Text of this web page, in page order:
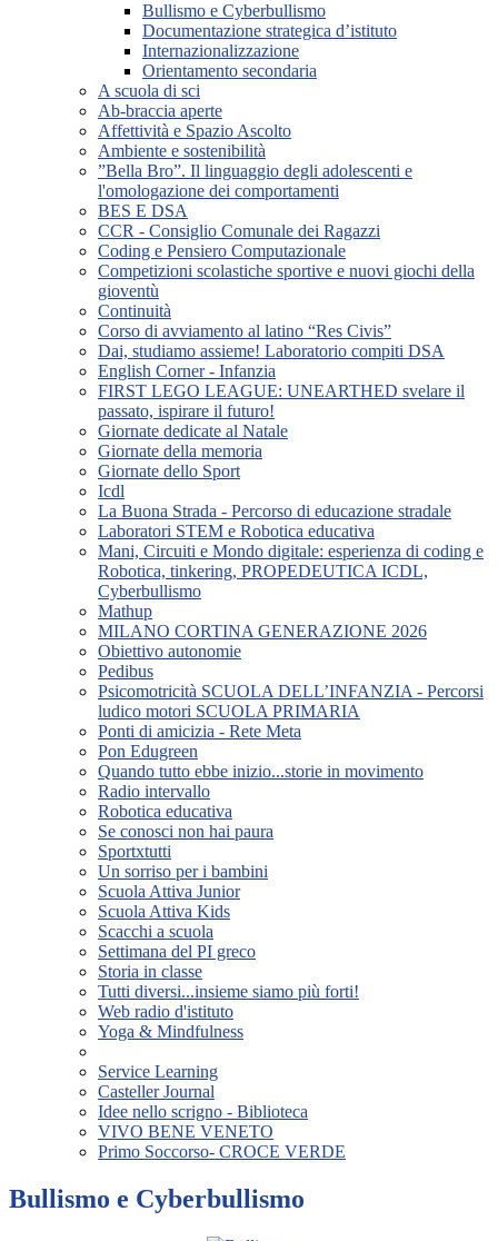
Bullismo e Cyberbullismo
Documentazione strategica d’istituto
Internazionalizzazione
Orientamento secondaria
A scuola di sci
Ab-braccia aperte
Affettività e Spazio Ascolto
Ambiente e sostenibilità
”Bella Bro”. Il linguaggio degli adolescenti e
l'omologazione dei comportamenti
BES E DSA
CCR - Consiglio Comunale dei Ragazzi
Coding e Pensiero Computazionale
Competizioni scolastiche sportive e nuovi giochi della
gioventù
Continuità
Corso di avviamento al latino “Res Civis”
Dai, studiamo assieme! Laboratorio compiti DSA
English Corner - Infanzia
FIRST LEGO LEAGUE: UNEARTHED svelare il
passato, ispirare il futuro!
Giornate dedicate al Natale
Giornate della memoria
Giornate dello Sport
Icdl
La Buona Strada - Percorso di educazione stradale
Laboratori STEM e Robotica educativa
Mani, Circuiti e Mondo digitale: esperienza di coding e
Robotica, tinkering, PROPEDEUTICA ICDL,
Cyberbullismo
Mathup
MILANO CORTINA GENERAZIONE 2026
Obiettivo autonomie
Pedibus
Psicomotricità SCUOLA DELL’INFANZIA - Percorsi
ludico motori SCUOLA PRIMARIA
Ponti di amicizia - Rete Meta
Pon Edugreen
Quando tutto ebbe inizio...storie in movimento
Radio intervallo
Robotica educativa
Se conosci non hai paura
Sportxtutti
Un sorriso per i bambini
Scuola Attiva Junior
Scuola Attiva Kids
Scacchi a scuola
Settimana del PI greco
Storia in classe
Tutti diversi...insieme siamo più forti!
Web radio d'istituto
Yoga & Mindfulness
Service Learning
Casteller Journal
Idee nello scrigno - Biblioteca
VIVO BENE VENETO
Primo Soccorso- CROCE VERDE
Bullismo e Cyberbullismo